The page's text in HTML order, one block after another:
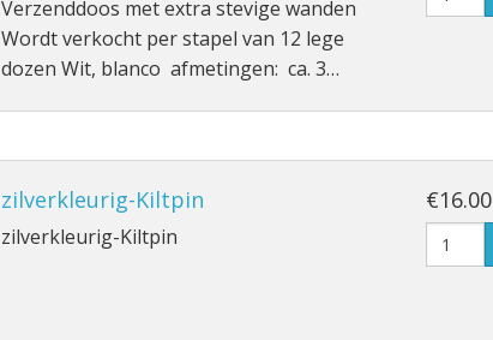
Verzenddoos met extra stevige wanden
Wordt verkocht per stapel van 12 lege
dozen Wit, blanco afmetingen: ca. 3…
zilverkleurig-Kiltpin
zilverkleurig-Kiltpin
€16.00